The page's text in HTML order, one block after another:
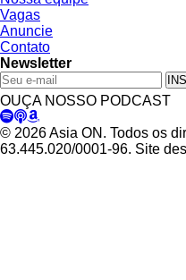
Vagas
Anuncie
Contato
Newsletter
OUÇA NOSSO PODCAST
© 2026 Asia ON. Todos os
63.445.020/0001-96. Site